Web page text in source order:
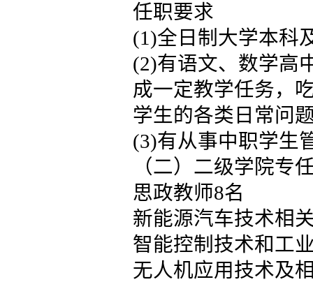
任职要求
(1)全日制大学本科
(2)有语文、数学高
成一定教学任务，
学生的各类日常问
(3)有从事中职学生
（二）二级学院专
思政教师8名
新能源汽车技术
智能控制技术和工
无人机应用技术及